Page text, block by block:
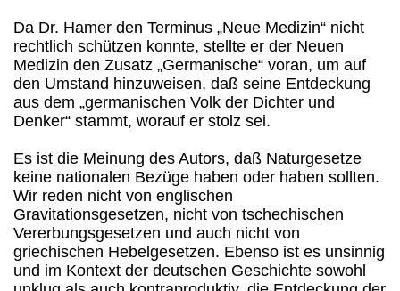
Da Dr. Hamer den Terminus „Neue Medizin“ nicht
rechtlich schützen konnte, stellte er der Neuen
Medizin den Zusatz „Germanische“ voran, um auf
den Umstand hinzuweisen, daß seine Entdeckung
aus dem „germanischen Volk der Dichter und
Denker“ stammt, worauf er stolz sei.
Es ist die Meinung des Autors, daß Naturgesetze
keine nationalen Bezüge haben oder haben sollten.
Wir reden nicht von englischen
Gravitationsgesetzen, nicht von tschechischen
Vererbungsgesetzen und auch nicht von
griechischen Hebelgesetzen. Ebenso ist es unsinnig
und im Kontext der deutschen Geschichte sowohl